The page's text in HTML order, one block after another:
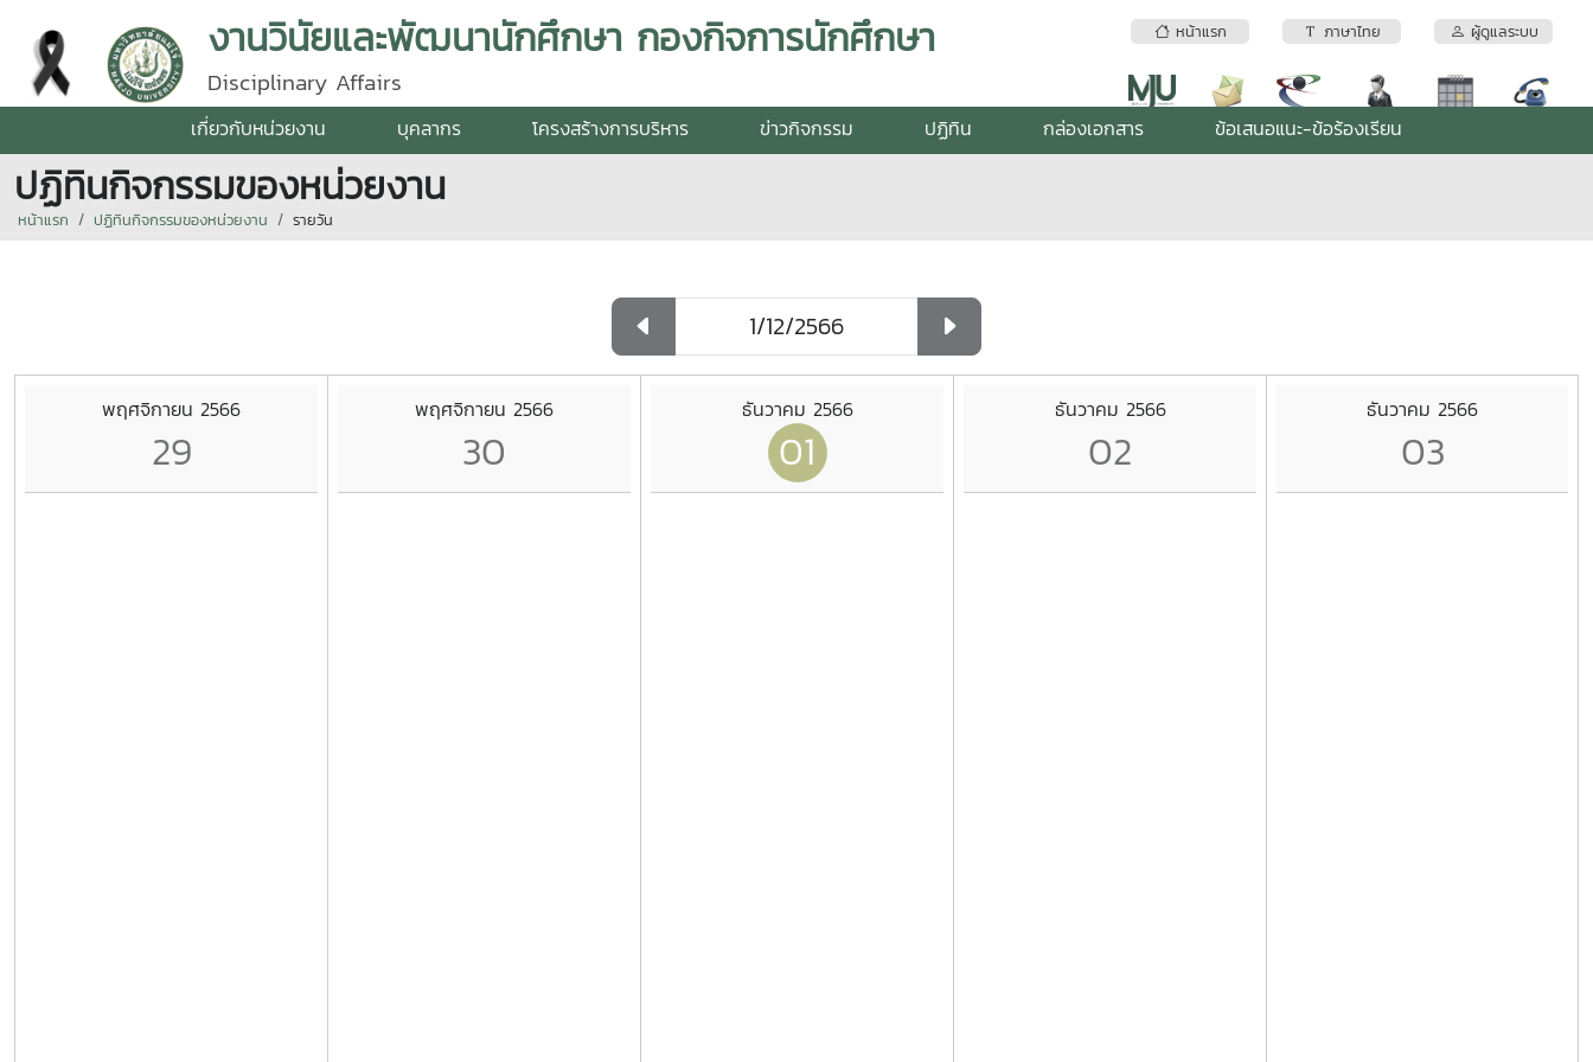
หน้าแรก ภาษาไทย ผู้ดูแลระบบ
งานวินัยและพัฒนานักศึกษา กองกิจการนักศึกษา
Disciplinary Affairs
เกี่ยวกับหน่วยงาน บุคลากร โครงสร้างการบริหาร ข่าวกิจกรรม ปฏิทิน กล่องเอกสาร ข้อเสนอแนะ-ข้อร้องเรียน
ปฏิทินกิจกรรมของหน่วยงาน
หน้าแรก ปฏิทินกิจกรรมของหน่วยงาน รายวัน
พฤศจิกายน 2566
29
พฤศจิกายน 2566
30
ธันวาคม 2566
01
ธันวาคม 2566
02
ธันวาคม 2566
03